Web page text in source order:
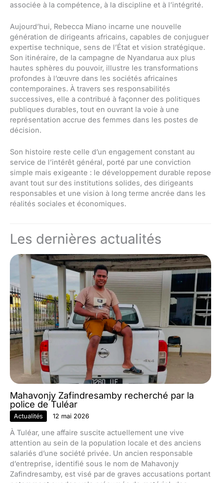
associée à la compétence, à la discipline et à l’intégrité.
Aujourd’hui, Rebecca Miano incarne une nouvelle
génération de dirigeants africains, capables de conjuguer
expertise technique, sens de l’État et vision stratégique.
Son itinéraire, de la campagne de Nyandarua aux plus
hautes sphères du pouvoir, illustre les transformations
profondes à l’œuvre dans les sociétés africaines
contemporaines. À travers ses responsabilités
successives, elle a contribué à façonner des politiques
publiques durables, tout en ouvrant la voie à une
représentation accrue des femmes dans les postes de
décision.
Son histoire reste celle d’un engagement constant au
service de l’intérêt général, porté par une conviction
simple mais exigeante : le développement durable repose
avant tout sur des institutions solides, des dirigeants
responsables et une vision à long terme ancrée dans les
réalités sociales et économiques.
Les dernières actualités
Mahavonjy Zafindresamby recherché par la
police de Tuléar
Actualités 12 mai 2026
À Tuléar, une affaire suscite actuellement une vive
attention au sein de la population locale et des anciens
salariés d’une société privée. Un ancien responsable
d’entreprise, identifié sous le nom de Mahavonjy
Zafindresamby, est visé par de graves accusations portant